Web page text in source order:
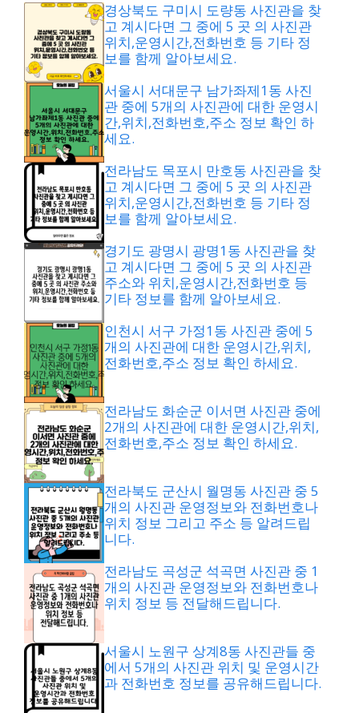
경상북도 구미시 도량동 사진관을 찾
고 계시다면 그 중에 5 곳 의 사진관
위치,운영시간,전화번호 등 기타 정
보를 함께 알아보세요.
서울시 서대문구 남가좌제1동 사진
관 중에 5개의 사진관에 대한 운영시
간,위치,전화번호,주소 정보 확인 하
세요.
전라남도 목포시 만호동 사진관을 찾
고 계시다면 그 중에 5 곳 의 사진관
위치,운영시간,전화번호 등 기타 정
보를 함께 알아보세요.
경기도 광명시 광명1동 사진관을 찾
고 계시다면 그 중에 5 곳 의 사진관
주소와 위치,운영시간,전화번호 등
기타 정보를 함께 알아보세요.
인천시 서구 가정1동 사진관 중에 5
개의 사진관에 대한 운영시간,위치,
전화번호,주소 정보 확인 하세요.
전라남도 화순군 이서면 사진관 중에
2개의 사진관에 대한 운영시간,위치,
전화번호,주소 정보 확인 하세요.
전라북도 군산시 월명동 사진관 중 5
개의 사진관 운영정보와 전화번호나
위치 정보 그리고 주소 등 알려드립
니다.
전라남도 곡성군 석곡면 사진관 중 1
개의 사진관 운영정보와 전화번호나
위치 정보 등 전달해드립니다.
서울시 노원구 상계8동 사진관들 중
에서 5개의 사진관 위치 및 운영시간
과 전화번호 정보를 공유해드립니다.